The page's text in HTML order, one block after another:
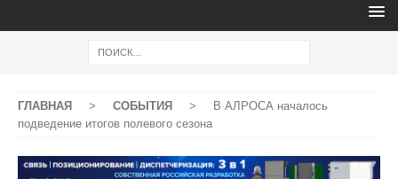
ГЛАВНАЯ > СОБЫТИЯ >
В АЛРОСА началось
подведение итогов полевого сезона